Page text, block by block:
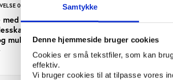
Samtykke
Denne hjemmeside bruger cookies
Cookies er små tekstfiler, som kan
effektiv.
Vi bruger cookies til at tilpasse vores
01.04.2026
med i
-
muligheder for
UDGIVELSE
Evaluering af
udfordringer og